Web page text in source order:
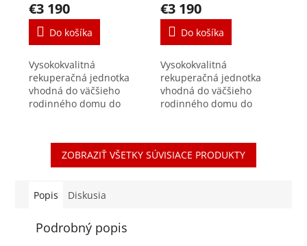
€3 190
Do košíka
Vysokokvalitná
rekuperačná jednotka
vhodná do väčšieho
rodinného domu do
400 m³/h pri 150 Pa
spotreba jednotky podľa
PHI 0,20...
€3 190
Do košíka
Vysokokvalitná
rekuperačná jednotka
vhodná do väčšieho
rodinného domu do
400 m³/h pri 150 Pa
spotreba jednotky podľa
PHI 0,20...
ZOBRAZIŤ VŠETKY SÚVISIACE PRODUKTY
Popis Diskusia
Podrobný popis